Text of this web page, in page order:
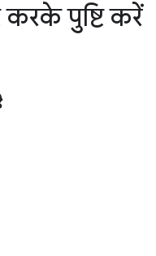
करके पुष्टि करें